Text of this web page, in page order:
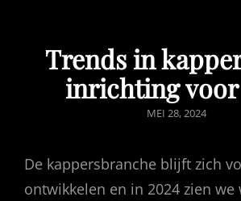
Trends in
inrichting voor
GEPUBLICEERD
MEI 28, 2024
De kappersbranche blijft zich
ontwikkelen en in 2024 zien we